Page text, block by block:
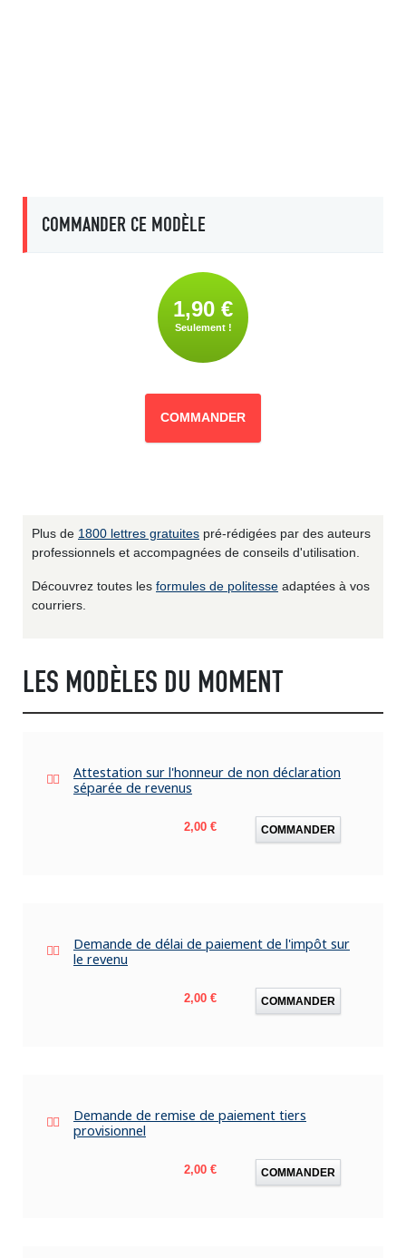
COMMANDER CE MODÈLE
1,90 €
Seulement !
COMMANDER
Plus de 1800 lettres gratuites pré-rédigées par des auteurs
professionnels et accompagnées de conseils d'utilisation.
Découvrez toutes les formules de politesse adaptées à vos
courriers.
LES MODÈLES DU MOMENT
Attestation sur l'honneur de non déclaration
séparée de revenus
Prix
2,00 € COMMANDER
Demande de délai de paiement de l'impôt sur
le revenu
Prix
2,00 € COMMANDER
Demande de remise de paiement tiers
provisionnel
Prix
2,00 € COMMANDER